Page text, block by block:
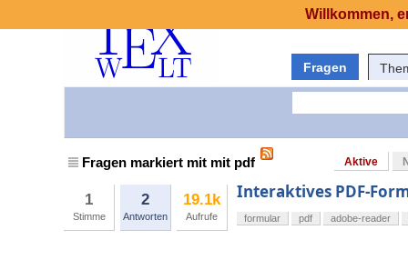
Fragen
Fragen markiert mit mit pdf Aktive
1
Stimme
2
Antworten
19.1k
Aufrufe
Interaktives PDF-
formular pdf adobe-reader
Willkommen,